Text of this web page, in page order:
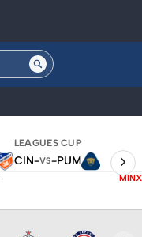
LEAGUES CUP
CIN-VS-PUM